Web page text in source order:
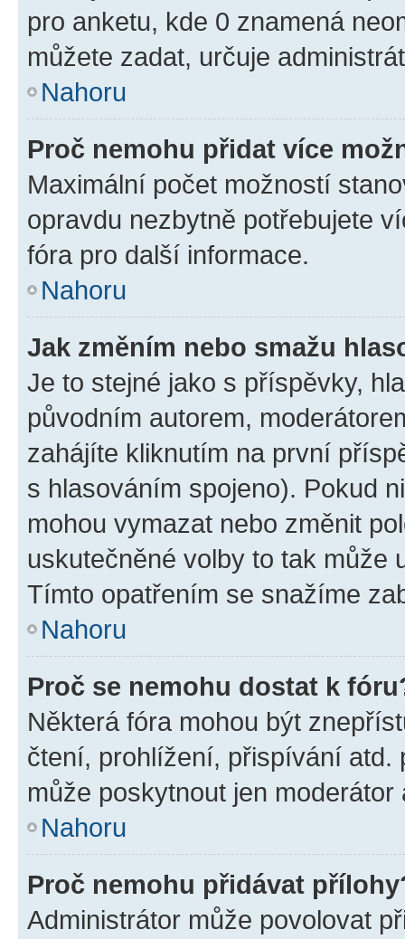
pro anketu, kde 0 znamená
můžete zadat, určuje
Nahoru
Proč nemohu přidat více
Maximální počet možností
opravdu nezbytně potřebujete
fóra pro další informace.
Nahoru
Jak změním nebo smažu
Je to stejné jako s příspěvky,
původním autorem,
zahájíte kliknutím na první
s hlasováním spojeno). Pokud
mohou vymazat nebo změnit
uskutečněné volby to tak může
Tímto opatřením se snažíme
Nahoru
Proč se nemohu dostat k
Některá fóra mohou být
čtení, prohlížení, přispívání atd.
může poskytnout jen
Nahoru
Proč nemohu přidávat
Administrátor může povolovat